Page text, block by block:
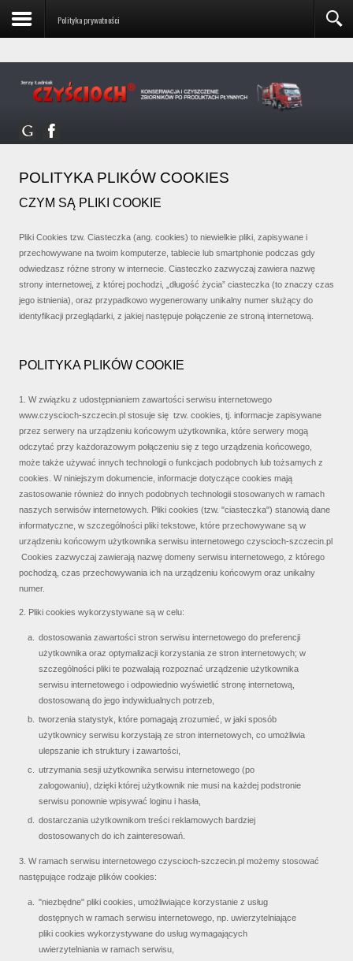
czyscioch.biuro@czyscioch-szczecin.pl
Polityka prywatności
POLITYKA PLIKÓW COOKIES
CZYM SĄ PLIKI COOKIE
Pliki Cookies tzw. Ciasteczka (ang. cookies) to niewielkie pliki, zapisywane i
przechowywane na twoim komputerze, tablecie lub smartphonie podczas gdy
odwiedzasz różne strony w internecie. Ciasteczko zazwyczaj zawiera nazwę
strony internetowej, z której pochodzi, „długość życia” ciasteczka (to znaczy czas
jego istnienia), oraz przypadkowo wygenerowany unikalny numer służący do
identyfikacji przeglądarki, z jakiej następuje połączenie ze stroną internetową.
POLITYKA PLIKÓW COOKIE
1. W związku z udostępnianiem zawartości serwisu internetowego
www.czyscioch-szczecin.pl stosuje się tzw. cookies, tj. informacje zapisywane
przez serwery na urządzeniu końcowym użytkownika, które serwery mogą
odczytać przy każdorazowym połączeniu się z tego urządzenia końcowego,
może także używać innych technologii o funkcjach podobnych lub tożsamych z
cookies. W niniejszym dokumencie, informacje dotyczące cookies mają
zastosowanie również do innych podobnych technologii stosowanych w ramach
naszych serwisów internetowych. Pliki cookies (tzw. "ciasteczka") stanowią dane
informatyczne, w szczególności pliki tekstowe, które przechowywane są w
urządzeniu końcowym użytkownika serwisu internetowego czyscioch-szczecin.pl
Cookies zazwyczaj zawierają nazwę domeny serwisu internetowego, z którego
pochodzą, czas przechowywania ich na urządzeniu końcowym oraz unikalny
numer.
2. Pliki cookies wykorzystywane są w celu:
dostosowania zawartości stron serwisu internetowego do preferencji
użytkownika oraz optymalizacji korzystania ze stron internetowych; w
szczególności pliki te pozwalają rozpoznać urządzenie użytkownika
serwisu internetowego i odpowiednio wyświetlić stronę internetową,
dostosowaną do jego indywidualnych potrzeb,
tworzenia statystyk, które pomagają zrozumieć, w jaki sposób
użytkownicy serwisu korzystają ze stron internetowych, co umożliwia
ulepszanie ich struktury i zawartości,
utrzymania sesji użytkownika serwisu internetowego (po
zalogowaniu), dzięki której użytkownik nie musi na każdej podstronie
serwisu ponownie wpisywać loginu i hasła,
dostarczania użytkownikom treści reklamowych bardziej
dostosowanych do ich zainteresowań.
3. W ramach serwisu internetowego czyscioch-szczecin.pl możemy stosować
następujące rodzaje plików cookies:
"niezbędne" pliki cookies, umożliwiające korzystanie z usług
dostępnych w ramach serwisu internetowego, np. uwierzytelniające
pliki cookies wykorzystywane do usług wymagających
uwierzytelniania w ramach serwisu,